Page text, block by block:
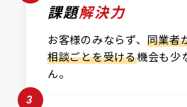
課題解決力
お客様のみならず、 同業者
相談ごとを受ける機会も少
ん。
3